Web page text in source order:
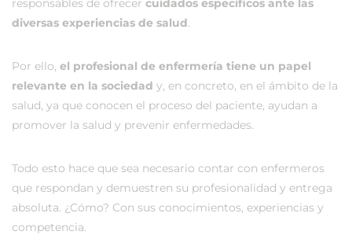
responsables de ofrecer cuidados específicos ante las
diversas experiencias de salud.
Por ello, el profesional de enfermería tiene un papel
relevante en la sociedad y, en concreto, en el ámbito de la
salud, ya que conocen el proceso del paciente, ayudan a
promover la salud y prevenir enfermedades.
Todo esto hace que sea necesario contar con enfermeros
que respondan y demuestren su profesionalidad y entrega
absoluta. ¿Cómo? Con sus conocimientos, experiencias y
competencia.